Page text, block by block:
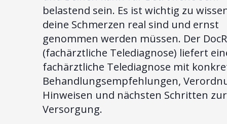
belastend sein. Es ist wichtig zu
deine Schmerzen real sind und ernst
genommen werden müssen. Der
(fachärztliche Telediagnose) liefert
fachärztliche Telediagnose mit
Behandlungsempfehlungen,
Hinweisen und nächsten Schritten zur
Versorgung.